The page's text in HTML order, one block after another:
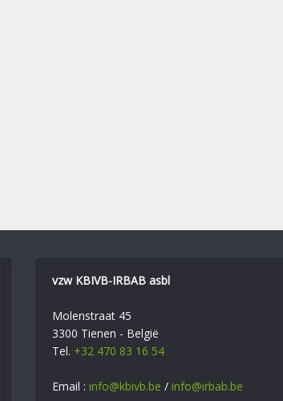
vzw KBIVB-IRBAB asbl
Molenstraat 45
3300 Tienen - België
Tel. +32 470 83 16 54
Email : info@kbivb.be / info@irbab.be